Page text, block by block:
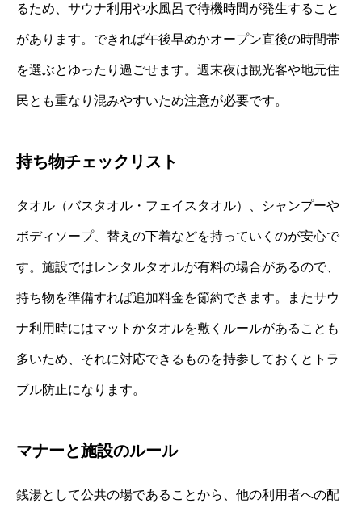
るため、サウナ利用や水風呂で待機時間が発生すること
があります。できれば午後早めかオープン直後の時間帯
を選ぶとゆったり過ごせます。週末夜は観光客や地元住
民とも重なり混みやすいため注意が必要です。
持ち物チェックリスト
タオル（バスタオル・フェイスタオル）、シャンプーや
ボディソープ、替えの下着などを持っていくのが安心で
す。施設ではレンタルタオルが有料の場合があるので、
持ち物を準備すれば追加料金を節約できます。またサウ
ナ利用時にはマットかタオルを敷くルールがあることも
多いため、それに対応できるものを持参しておくとトラ
ブル防止になります。
マナーと施設のルール
銭湯として公共の場であることから、他の利用者への配